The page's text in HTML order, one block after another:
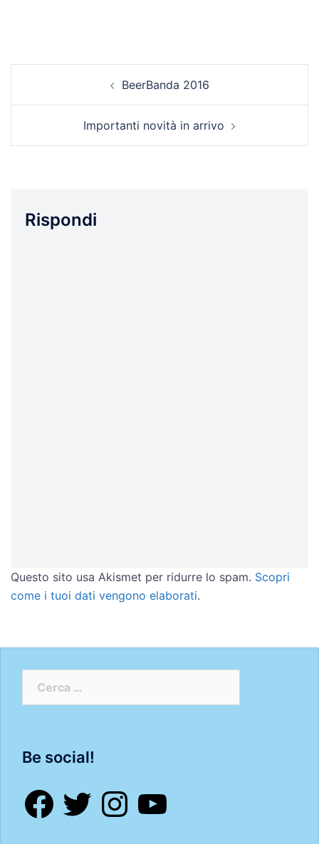
BeerBanda 2016
Importanti novità in arrivo
Rispondi
Questo sito usa Akismet per ridurre lo spam. Scopri
come i tuoi dati vengono elaborati.
per:
Be social!
FacebookTwitter InstagramYouTube